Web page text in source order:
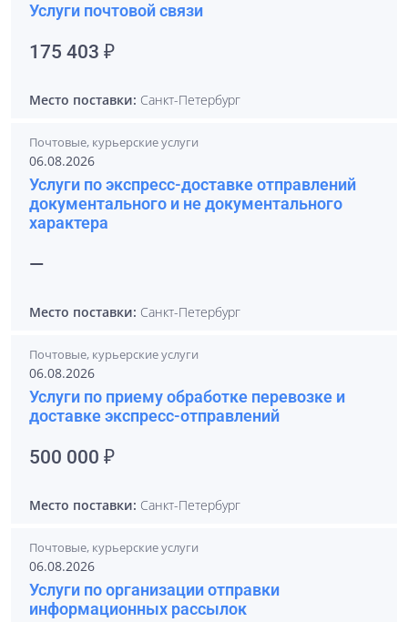
Услуги почтовой связи
175 403 ₽
Место поставки: Санкт-Петербург
Почтовые, курьерские услуги
06.08.2026
Услуги по экспресс-доставке отправлений
документального и не документального
характера
—
Место поставки: Санкт-Петербург
Почтовые, курьерские услуги
06.08.2026
Услуги по приему обработке перевозке и
доставке экспресс-отправлений
500 000 ₽
Место поставки: Санкт-Петербург
Почтовые, курьерские услуги
06.08.2026
Услуги по организации отправки
информационных рассылок